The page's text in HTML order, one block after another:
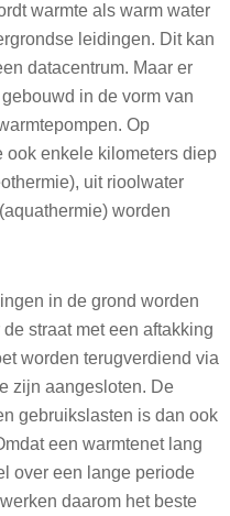
warmte als warm water
leidingen. Dit kan
datacentrum. Maar er
in de vorm van
Op
ook enkele kilometers diep
uit rioolwater
worden
in de grond worden
straat met een aftakking
worden terugverdiend via
zijn aangesloten. De
gebruikslasten is dan ook
een warmtenet lang
over een lange periode
daarom het beste